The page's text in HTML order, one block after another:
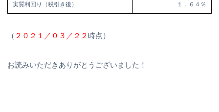
実質利回り（税引き後） １．６４％
（ ２０２１／０３／２２時点）
お読みいただきありがとうございました！